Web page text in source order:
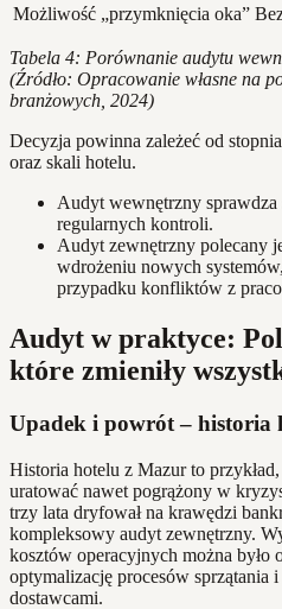
Możliwość „przymknięcia oka”
Tabela 4: Porównanie audytu
(Źródło: Opracowanie własne na
branżowych, 2024)
Decyzja powinna zależeć od
oraz skali hotelu.
Audyt wewnętrzny
regularnych kontroli.
Audyt zewnętrzny polecany
wdrożeniu nowych
przypadku konfliktów z
Audyt w praktyce:
które zmieniły
Upadek i powrót – historia
Historia hotelu z Mazur to
uratować nawet pogrążony w
trzy lata dryfował na krawędzi
kompleksowy audyt zewnętrzny.
kosztów operacyjnych można było
optymalizację procesów sprzątania
dostawcami.